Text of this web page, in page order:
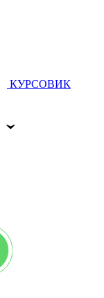
КУРСОВИК